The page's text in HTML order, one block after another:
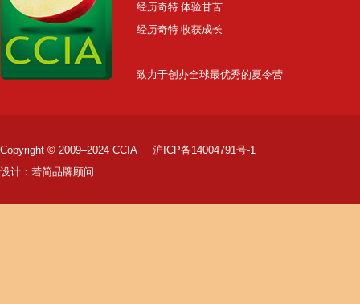
经历奇特 体验甘苦
经历奇特 收获成长
致力于创办全球最优秀的夏令营
Copyright © 2009–2024 CCIA 沪ICP备14004791号-1
设计： 若简品牌顾问